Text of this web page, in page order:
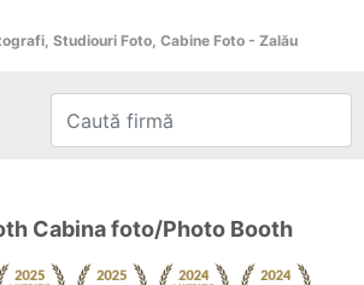
Studiouri Foto, Cabine Foto - Zalău
Cabina foto/Photo Booth